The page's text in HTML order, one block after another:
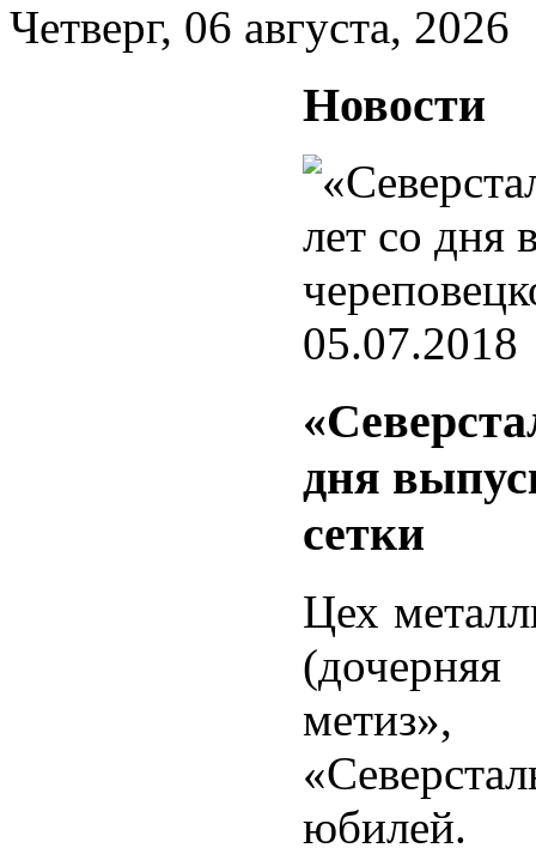
Четверг, 06 августа, 2026
Новости
05.07.2018
дня
сетки
Цех
метиз»,
юбилей.